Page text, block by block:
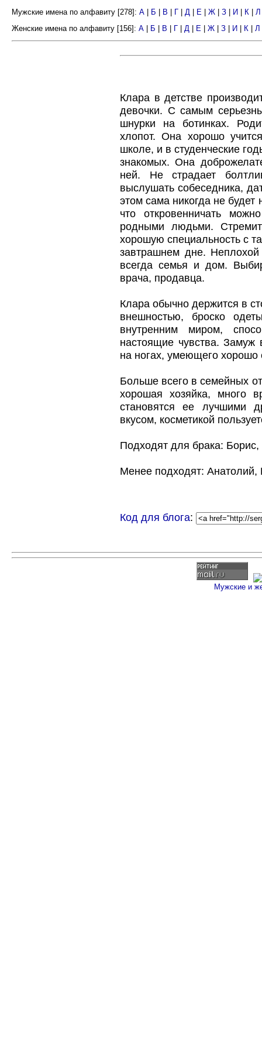
Мужские имена по алфавиту [278]: А Б В Г Д Е Ж З И К Л
Женские имена по алфавиту [156]: А Б В Г Д Е Ж З И К Л
Клара в детстве
девочки. С самым
шнурки на ботинках.
хлопот. Она хорошо
школе, и в студенческие
знакомых. Она
ней. Не страдает
выслушать собеседника,
этом сама никогда не будет
что откровенничать
родными людьми.
хорошую специальность с
завтрашнем дне.
всегда семья и дом.
врача, продавца.
Клара обычно держится в
внешностью, броско
внутренним миром,
настоящие чувства. Замуж
на ногах, умеющего хорошо
Больше всего в семейных
хорошая хозяйка, много
становятся ее лучшими
вкусом, косметикой
Подходят для брака:
Менее подходят:
Код для блога:
Мужские и